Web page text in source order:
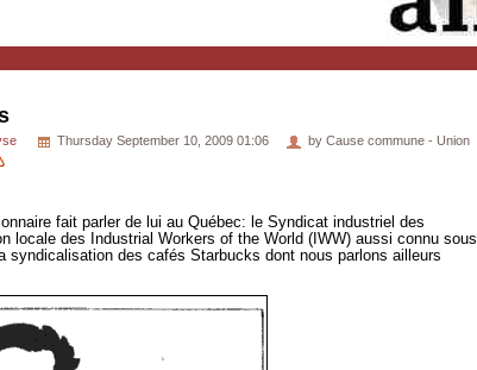
Thursday September 10, 2009 01:06
by Cause commune - Union
fait parler de lui au Québec: le Syndicat industriel des
locale des Industrial Workers of the World (IWW) aussi connu sous
syndicalisation des cafés Starbucks dont nous parlons ailleurs